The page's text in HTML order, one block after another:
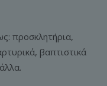
προσκλητήρια,
βαπτιστικά